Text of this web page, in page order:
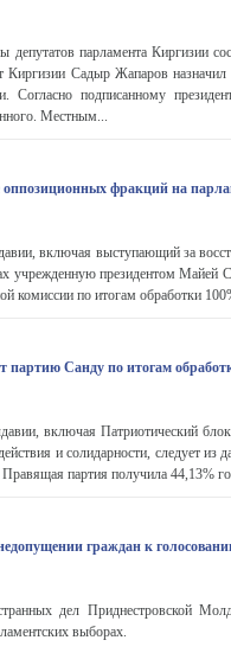
парламента Киргизии
Киргизии Садыр Жапаров
Согласно подписанному
Местным...
фракций на
включая выступающий за
учрежденную президентом
комиссии по итогам обработки
Санду по итогам
включая Патриотический
и солидарности, следует из
партия получила 44,13%
граждан к
дел Приднестровской
выборах.